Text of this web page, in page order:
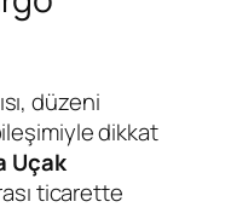
düzeni
dikkat
Uçak
ticarette